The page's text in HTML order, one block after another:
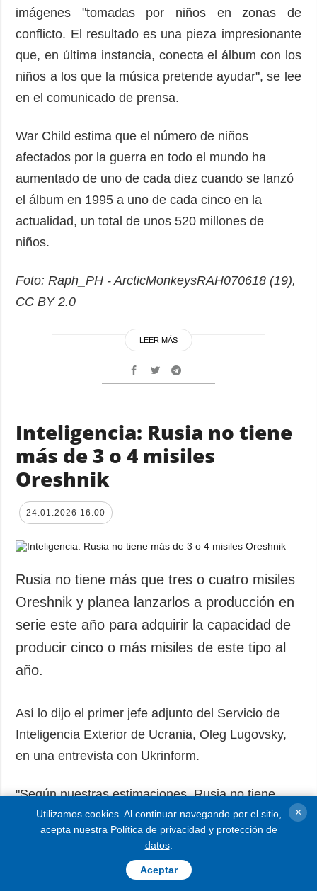
imágenes "tomadas por niños en zonas de
conflicto. El resultado es una pieza impresionante
que, en última instancia, conecta el álbum con los
niños a los que la música pretende ayudar", se lee
en el comunicado de prensa.
War Child estima que el número de niños
afectados por la guerra en todo el mundo ha
aumentado de uno de cada diez cuando se lanzó
el álbum en 1995 a uno de cada cinco en la
actualidad, un total de unos 520 millones de
niños.
Foto: Raph_PH - ArcticMonkeysRAH070618 (19),
CC BY 2.0
LEER MÁS
Inteligencia: Rusia no tiene
más de 3 o 4 misiles
Oreshnik
24.01.2026 16:00
Rusia no tiene más que tres o cuatro misiles
Oreshnik y planea lanzarlos a producción en
serie este año para adquirir la capacidad de
producir cinco o más misiles de este tipo al
año.
Así lo dijo el primer jefe adjunto del Servicio de
Inteligencia Exterior de Ucrania, Oleg Lugovsky,
en una entrevista con Ukrinform.
"Según nuestras estimaciones, Rusia no tiene
más de tres o cuatro misiles de este tipo.
Sabemos que el Ministerio de Defensa ruso
planea lanzar el Oreshnik a la producción en serie
en 2026 y adquirir la capacidad para producir
Utilizamos cookies. Al continuar navegando por el sitio,
acepta nuestra Política de privacidad y protección de
datos.
Aceptar
×